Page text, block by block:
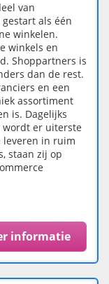
van
als één
winkelen.
winkels en
Shoppartners is
dan de rest.
en een
assortiment
is. Dagelijks
wordt er uiterste
leveren in ruim
staan zij op
informatie